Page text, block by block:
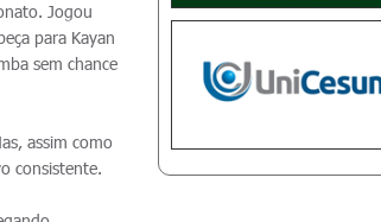
Jogou
para Kayan
sem chance
assim como
consistente.